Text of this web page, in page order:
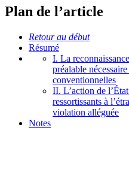
Plan de l’article
Retour au début
Résumé
I. La
préalable
conventionnelles
II. L’action de
ressortissants à
violation alléguée
Notes